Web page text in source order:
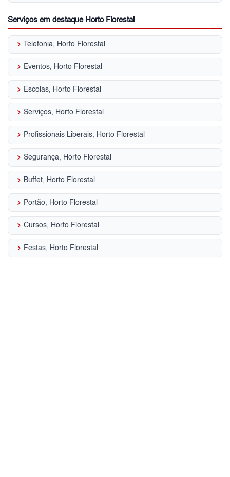
Serviços em destaque Horto Florestal
keyboard_arrow_right Telefonia, Horto Florestal
keyboard_arrow_right Eventos, Horto Florestal
keyboard_arrow_right Escolas, Horto Florestal
keyboard_arrow_right Serviços, Horto Florestal
keyboard_arrow_right Profissionais Liberais, Horto Florestal
keyboard_arrow_right Segurança, Horto Florestal
keyboard_arrow_right Buffet, Horto Florestal
keyboard_arrow_right Portão, Horto Florestal
keyboard_arrow_right Cursos, Horto Florestal
keyboard_arrow_right Festas, Horto Florestal